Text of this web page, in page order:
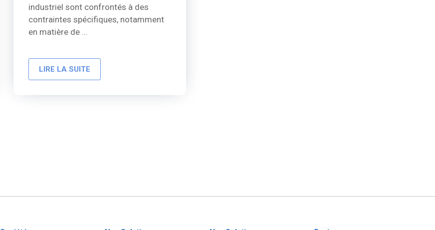
industriel sont confrontés à des
contraintes spécifiques, notamment
en matière de ...
LIRE LA SUITE